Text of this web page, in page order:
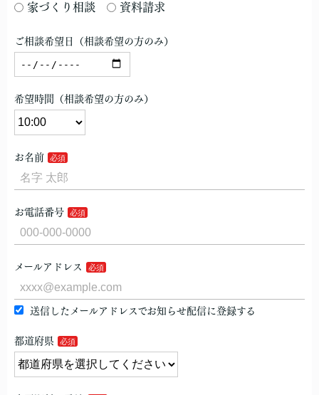
家づくり相談 資料請求
ご相談希望日（相談希望の方のみ）
希望時間（相談希望の方のみ）
お名前
お電話番号
メールアドレス
送信したメールアドレスでお知らせ配信に登録する
都道府県